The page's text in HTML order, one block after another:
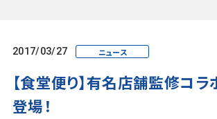
2017/03/27 ニュース
【食堂便り】有名店舗監修コ
登場！